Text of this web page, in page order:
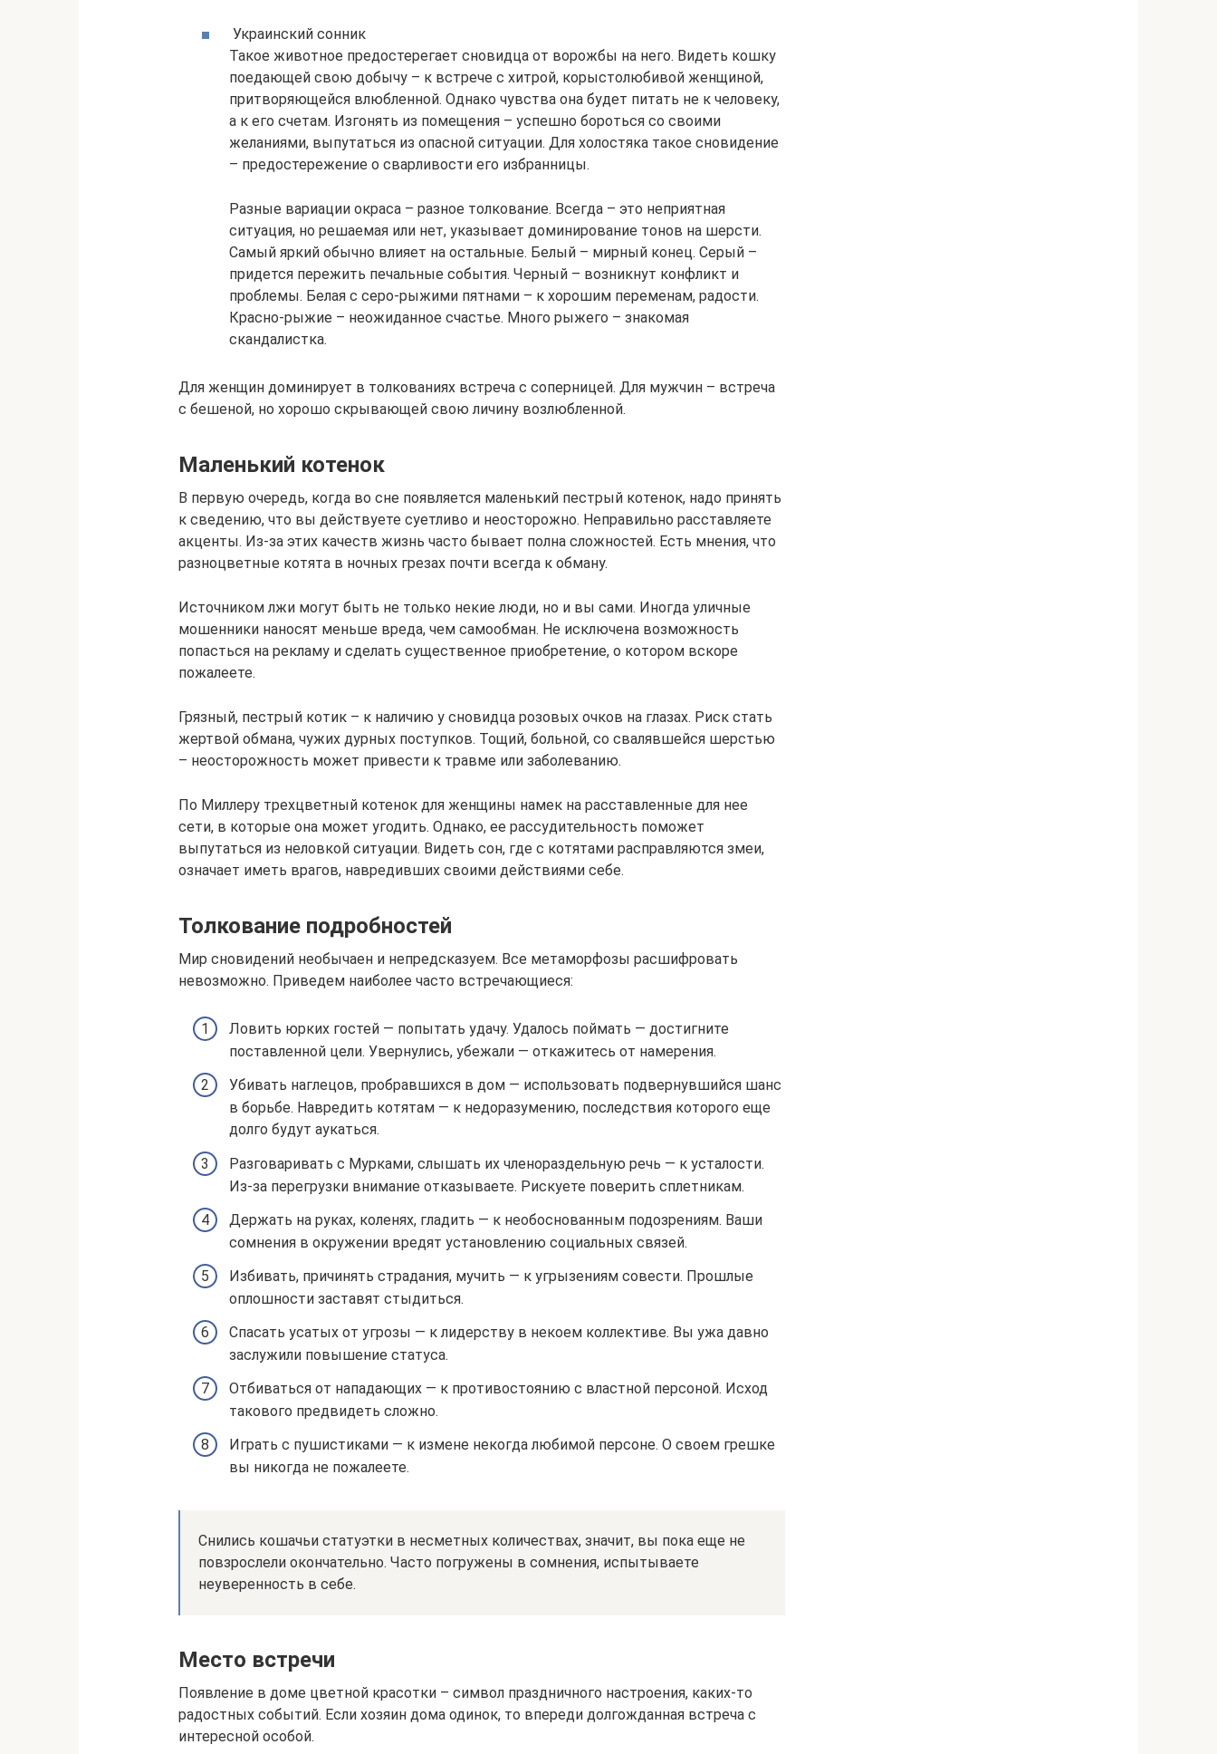
Украинский сонник
Такое животное предостерегает сновидца от ворожбы на него. Видеть кошку
поедающей свою добычу – к встрече с хитрой, корыстолюбивой женщиной,
притворяющейся влюбленной. Однако чувства она будет питать не к человеку,
а к его счетам. Изгонять из помещения – успешно бороться со своими
желаниями, выпутаться из опасной ситуации. Для холостяка такое сновидение
– предостережение о сварливости его избранницы.
Разные вариации окраса – разное толкование. Всегда – это неприятная
ситуация, но решаемая или нет, указывает доминирование тонов на шерсти.
Самый яркий обычно влияет на остальные. Белый – мирный конец. Серый –
придется пережить печальные события. Черный – возникнут конфликт и
проблемы. Белая с серо-рыжими пятнами – к хорошим переменам, радости.
Красно-рыжие – неожиданное счастье. Много рыжего – знакомая
скандалистка.
Для женщин доминирует в толкованиях встреча с соперницей. Для мужчин – встреча
с бешеной, но хорошо скрывающей свою личину возлюбленной.
Маленький котенок
В первую очередь, когда во сне появляется маленький пестрый котенок, надо принять
к сведению, что вы действуете суетливо и неосторожно. Неправильно расставляете
акценты. Из-за этих качеств жизнь часто бывает полна сложностей. Есть мнения, что
разноцветные котята в ночных грезах почти всегда к обману.
Источником лжи могут быть не только некие люди, но и вы сами. Иногда уличные
мошенники наносят меньше вреда, чем самообман. Не исключена возможность
попасться на рекламу и сделать существенное приобретение, о котором вскоре
пожалеете.
Грязный, пестрый котик – к наличию у сновидца розовых очков на глазах. Риск стать
жертвой обмана, чужих дурных поступков. Тощий, больной, со свалявшейся шерстью
– неосторожность может привести к травме или заболеванию.
По Миллеру трехцветный котенок для женщины намек на расставленные для нее
сети, в которые она может угодить. Однако, ее рассудительность поможет
выпутаться из неловкой ситуации. Видеть сон, где с котятами расправляются змеи,
означает иметь врагов, навредивших своими действиями себе.
Толкование подробностей
Мир сновидений необычаен и непредсказуем. Все метаморфозы расшифровать
невозможно. Приведем наиболее часто встречающиеся:
Ловить юрких гостей — попытать удачу. Удалось поймать — достигните
поставленной цели. Увернулись, убежали — откажитесь от намерения.
Убивать наглецов, пробравшихся в дом — использовать подвернувшийся шанс
в борьбе. Навредить котятам — к недоразумению, последствия которого еще
долго будут аукаться.
Разговаривать с Мурками, слышать их членораздельную речь — к усталости.
Из-за перегрузки внимание отказываете. Рискуете поверить сплетникам.
Держать на руках, коленях, гладить — к необоснованным подозрениям. Ваши
сомнения в окружении вредят установлению социальных связей.
Избивать, причинять страдания, мучить — к угрызениям совести. Прошлые
оплошности заставят стыдиться.
Спасать усатых от угрозы — к лидерству в некоем коллективе. Вы ужа давно
заслужили повышение статуса.
Отбиваться от нападающих — к противостоянию с властной персоной. Исход
такового предвидеть сложно.
Играть с пушистиками — к измене некогда любимой персоне. О своем грешке
вы никогда не пожалеете.
Снились кошачьи статуэтки в несметных количествах, значит, вы пока еще не
повзрослели окончательно. Часто погружены в сомнения, испытываете
неуверенность в себе.
Место встречи
Появление в доме цветной красотки – символ праздничного настроения, каких-то
радостных событий. Если хозяин дома одинок, то впереди долгожданная встреча с
интересной особой.